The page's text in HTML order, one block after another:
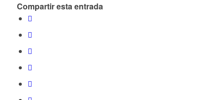
Compartir esta entrada